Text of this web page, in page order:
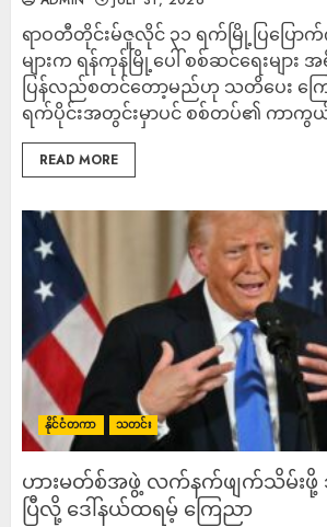
ရာဝတီတိုင်းမ်ဇူလိုင် ၃၁ ရက်မြို့ပြပြောက်
များက ရန်ကုန်မြို့ပေါ် စစ်ဆင်ရေးများ
ပြန်လည်စတင်တော့မည်ဟု သတိပေး ကြ
ရက်ပိုင်းအတွင်းမှာပင် စစ်တပ်၏ ကာကွယ်
READ MORE
နိုင်ငံတကာ သတင်း
ဟားမတ်စ်အဖွဲ့ လက်နက်ဖျက်သိမ်း
ပြီလို့ ဒေါ်နယ်ထရမ့် ကြေညာ